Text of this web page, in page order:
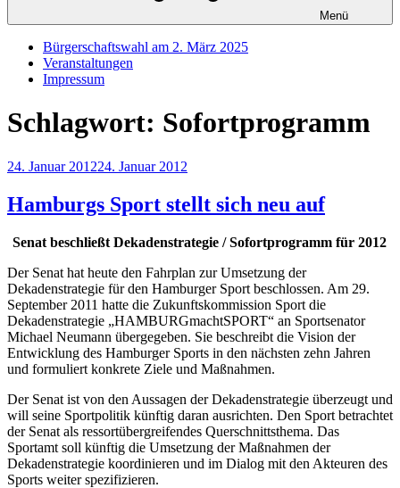
Menü
Bürgerschaftswahl am 2. März 2025
Veranstaltungen
Impressum
Schlagwort: Sofortprogramm
Veröffentlicht
24. Januar 201224. Januar 2012
Hamburgs Sport stellt sich neu auf
Senat beschließt Dekadenstrategie / Sofortprogramm für 2012
Der Senat hat heute den Fahrplan zur Umsetzung der
Dekadenstrategie für den Hamburger Sport beschlossen. Am 29.
September 2011 hatte die Zukunftskommission Sport die
Dekadenstrategie „HAMBURGmachtSPORT“ an Sportsenator
Michael Neumann übergegeben. Sie beschreibt die Vision der
Entwicklung des Hamburger Sports in den nächsten zehn Jahren
und formuliert konkrete Ziele und Maßnahmen.
Der Senat ist von den Aussagen der Dekadenstrategie überzeugt und
will seine Sportpolitik künftig daran ausrichten. Den Sport betrachtet
der Senat als ressortübergreifendes Querschnittsthema. Das
Sportamt soll künftig die Umsetzung der Maßnahmen der
Dekadenstrategie koordinieren und im Dialog mit den Akteuren des
Sports weiter spezifizieren.